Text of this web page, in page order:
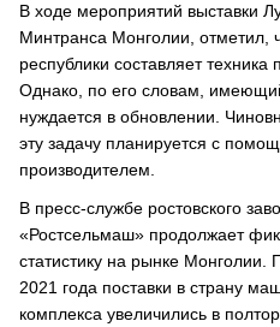
В ходе мероприятий выставки
Минтранса Монголии, отметил,
республики составляет
Однако, по его словам,
нуждается в обновлении.
эту задачу планируется с
производителем.
В пресс-службе ростовского
«Ростсельмаш» продолжает
статистику на рынке Монголии.
2021 года поставки в страну
комплекса увеличились в